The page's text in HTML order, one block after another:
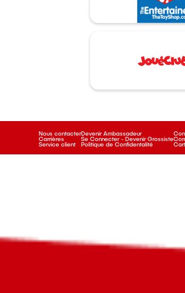
Nous contacter
Carrières
Service client
Devenir Ambassadeur
Se Connecter - Devenir Grossiste
Politique de Confidentalité